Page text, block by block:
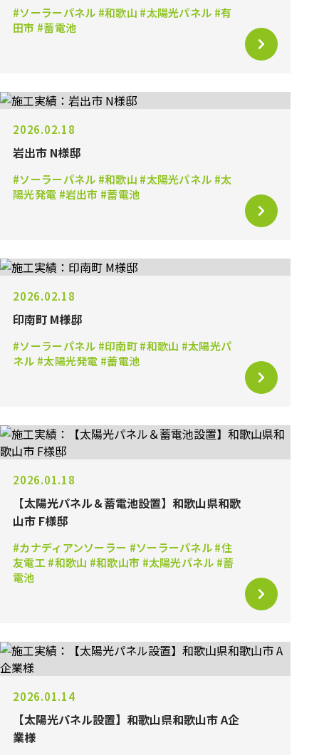
#ソーラーパネル #和歌山 #太陽光パネル #有
田市 #蓄電池
2026.02.18
岩出市 N様邸
#ソーラーパネル #和歌山 #太陽光パネル #太
陽光発電 #岩出市 #蓄電池
2026.02.18
印南町 M様邸
#ソーラーパネル #印南町 #和歌山 #太陽光パ
ネル #太陽光発電 #蓄電池
2026.01.18
【太陽光パネル＆蓄電池設置】和歌山県和歌
山市 F様邸
#カナディアンソーラー #ソーラーパネル #住
友電工 #和歌山 #和歌山市 #太陽光パネル #蓄
電池
2026.01.14
【太陽光パネル設置】和歌山県和歌山市 A企
業様